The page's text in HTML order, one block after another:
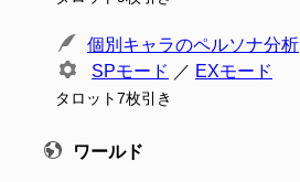
個別キャラのペルソナ分析
SPモード ／ EXモード
タロット7枚引き
ワールド